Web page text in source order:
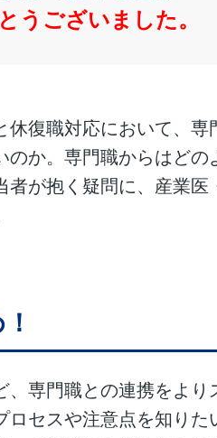
うございました。
復職対応において、専
のか。専門職からはどの
者が抱く疑問に、産業医
、専門職との連携をよ
ロセスや注意点を知りた